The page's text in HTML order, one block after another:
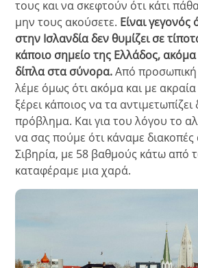
τους και να σκεφτούν ότι κάτι
μην τους ακούσετε. Είναι γεγονός
στην Ισλανδία δεν θυμίζει σε
κάποιο σημείο της Ελλάδος, ακόμα
δίπλα στα σύνορα.Από προσωπική
λέμε όμως ότι ακόμα και με
ξέρει κάποιος να τα αντιμετωπίζει
πρόβλημα. Και για του λόγου το
να σας πούμε ότι κάναμε
Σιβηρία, με 58 βαθμούς κάτω από
καταφέραμε μια χαρά.